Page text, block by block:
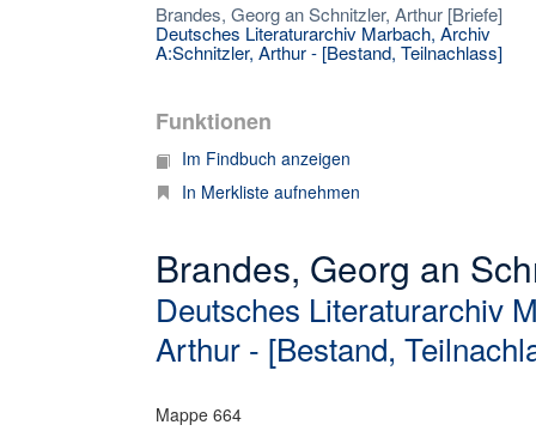
Brandes, Georg an Schnitzler, Arthur [Briefe]
Deutsches Literaturarchiv Marbach, Archiv
A:Schnitzler, Arthur - [Bestand, Teilnachlass]
Funktionen
Im Findbuch anzeigen
In Merkliste aufnehmen
Brandes, Georg an
Deutsches Literaturarchiv
Arthur - [Bestand,
Mappe 664